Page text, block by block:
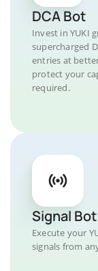
DCA Bot
Invest in YUKI
supercharged
entries at
protect your
required.
Signal Bot
Execute your
signals from